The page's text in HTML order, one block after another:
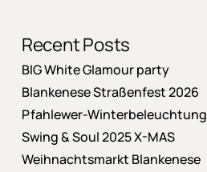
Recent Posts
BIG White Glamour party
Blankenese Straßenfest 2026
Pfahlewer-Winterbeleuchtung
Swing & Soul 2025 X-MAS
Weihnachtsmarkt Blankenese